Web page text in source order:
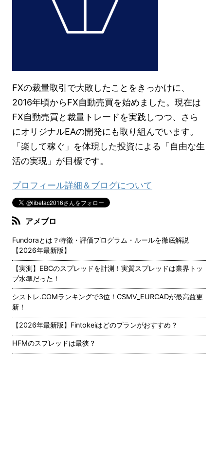
FXの裁量取引で大敗したことをきっかけに、
2016年頃からFX自動売買を始めました。現在は
FX自動売買と裁量トレードを実践しつつ、さら
にオリジナルEAの開発にも取り組んでいます。
「楽して稼ぐ」を体現した投資による「自由な生
活の実現」が目標です。
プロフィール詳細＆ブログについて
アメブロ
Fundoraとは？特徴・評価プログラム・ルールを徹底解説
【2026年最新版】
【実測】EBCのスプレッドを計測！実質スプレッドは業界トッ
プ水準だった！
シストレ.COMランキングで3位！CSMV_EURCADが最高益更
新！
【2026年最新版】Fintokeiはどのプランがおすすめ？
HFMのスプレッドは最狭？